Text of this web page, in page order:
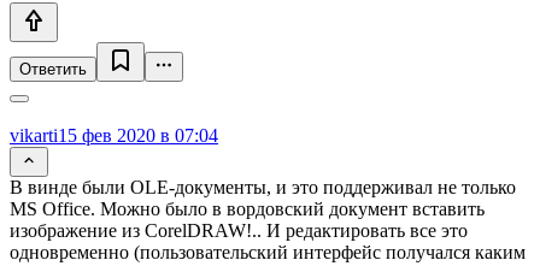
Ответить
vikarti15 фев 2020 в 07:04
В винде были OLE-документы, и это поддерживал не только
MS Office. Можно было в вордовский документ вставить
изображение из CorelDRAW!.. И редактировать все это
одновременно (пользовательский интерфейс получался каким